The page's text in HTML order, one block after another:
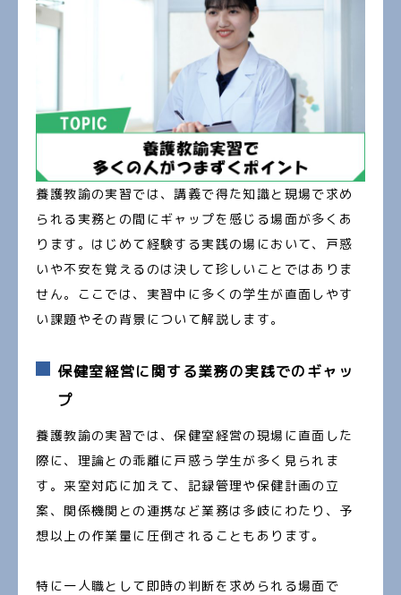
養護教諭の実習では、講義で得た知識と現場で求め
られる実務との間にギャップを感じる場面が多くあ
ります。はじめて経験する実践の場において、戸惑
いや不安を覚えるのは決して珍しいことではありま
せん。ここでは、実習中に多くの学生が直面しやす
い課題やその背景について解説します。
保健室経営に関する業務の実践でのギャッ
プ
養護教諭の実習では、保健室経営の現場に直面した
際に、理論との乖離に戸惑う学生が多く見られま
す。来室対応に加えて、記録管理や保健計画の立
案、関係機関との連携など業務は多岐にわたり、予
想以上の作業量に圧倒されることもあります。
特に一人職として即時の判断を求められる場面で